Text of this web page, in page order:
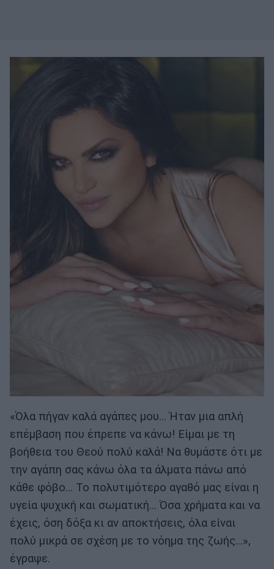
«Όλα πήγαν καλά αγάπες μου… Ήταν μια απλή
επέμβαση που έπρεπε να κάνω! Είμαι με τη
βοήθεια του Θεού πολύ καλά! Να θυμάστε ότι με
την αγάπη σας κάνω όλα τα άλματα πάνω από
κάθε φόβο… Το πολυτιμότερο αγαθό μας είναι η
υγεία ψυχική και σωματική… Όσα χρήματα και να
έχεις, όση δόξα κι αν αποκτήσεις, όλα είναι
πολύ μικρά σε σχέση με το νόημα της ζωής…»,
έγραψε.